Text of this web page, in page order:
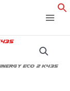
Eco 2 K435